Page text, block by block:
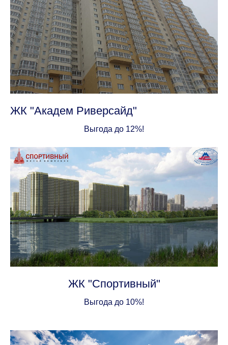
ЖК "Академ Риверсайд"
Выгода до 12%!
ЖК "Спортивный"
Выгода до 10%!